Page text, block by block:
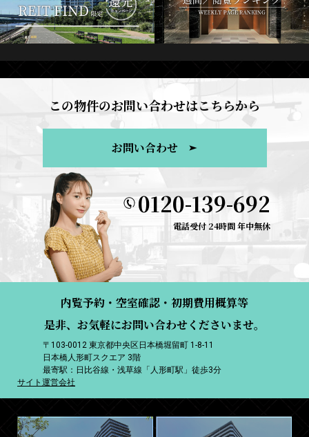
この物件のお問い合わせはこちらから
お問い合わせ
0120-139-692
電話受付 24時間 年中無休
内覧予約・空室確認・初期費用概算等
是非、お気軽にお問い合わせくださいませ。
〒103-0012 東京都中央区日本橋堀留町 1-8-11
日本橋人形町スクエア 3階
最寄駅：日比谷線・浅草線「人形町駅」徒歩3分
サイト運営会社